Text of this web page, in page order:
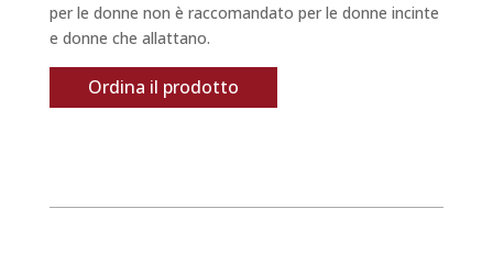
per le donne non è raccomandato per le donne incinte
e donne che allattano.
Ordina il prodotto